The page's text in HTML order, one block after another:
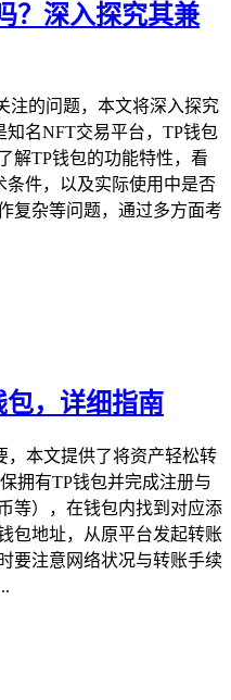
？深入探究其兼
注的问题，本文将深入探究
知名NFT交易平台，TP钱包
解TP钱包的功能特性，看
条件，以及实际使用中是否
复杂等问题，通过多方面考
包，详细指南
，本文提供了将资产轻松转
拥有TP钱包并完成注册与
等），在钱包内找到对应添
包地址，从原平台发起转账
要注意网络状况与转账手续